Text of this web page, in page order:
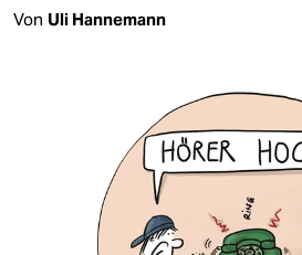
Von Uli Hannemann